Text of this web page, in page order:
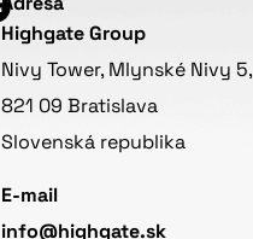
Highgate Group
Nivy Tower, Mlynské Nivy 5,
821 09 Bratislava
Slovenská republika
E-mail
info@highgate.sk